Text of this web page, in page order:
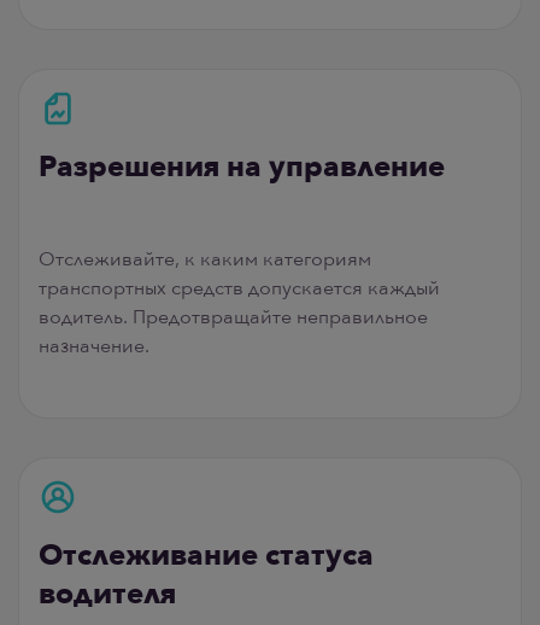
Разрешения на управление
Отслеживайте, к каким категориям
транспортных средств допускается каждый
водитель. Предотвращайте неправильное
назначение.
Отслеживание статуса
водителя